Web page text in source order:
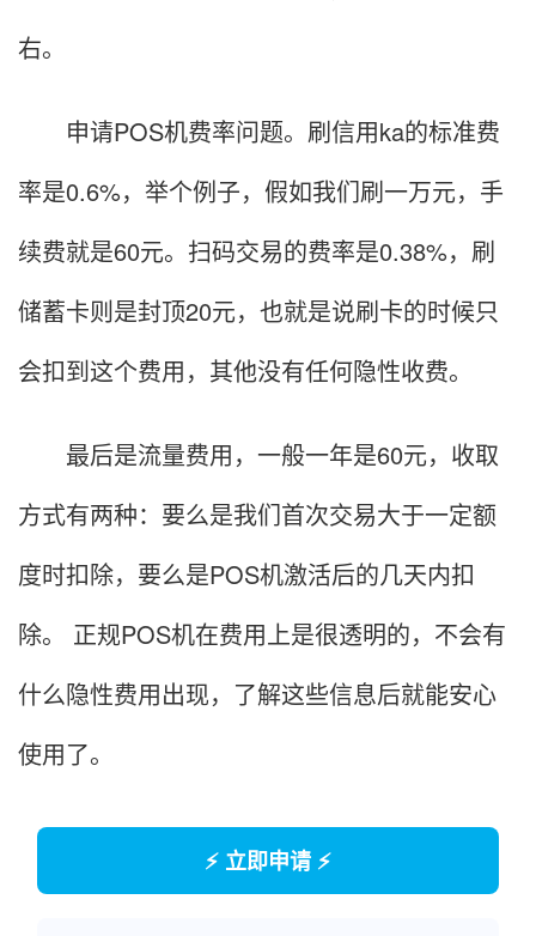
右。
申请POS机费率问题。刷信用ka的标准费
率是0.6%，举个例子，假如我们刷一万元，手
续费就是60元。扫码交易的费率是0.38%，刷
储蓄卡则是封顶20元，也就是说刷卡的时候只
会扣到这个费用，其他没有任何隐性收费。
最后是流量费用，一般一年是60元，收取
方式有两种：要么是我们首次交易大于一定额
度时扣除，要么是POS机激活后的几天内扣
除。 正规POS机在费用上是很透明的，不会有
什么隐性费用出现，了解这些信息后就能安心
使用了。
⚡ 立即申请 ⚡